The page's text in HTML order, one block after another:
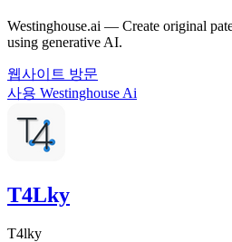
Westinghouse.ai — Create original
using generative AI.
웹사이트 방문
사용 Westinghouse Ai
T4Lky
T4lky